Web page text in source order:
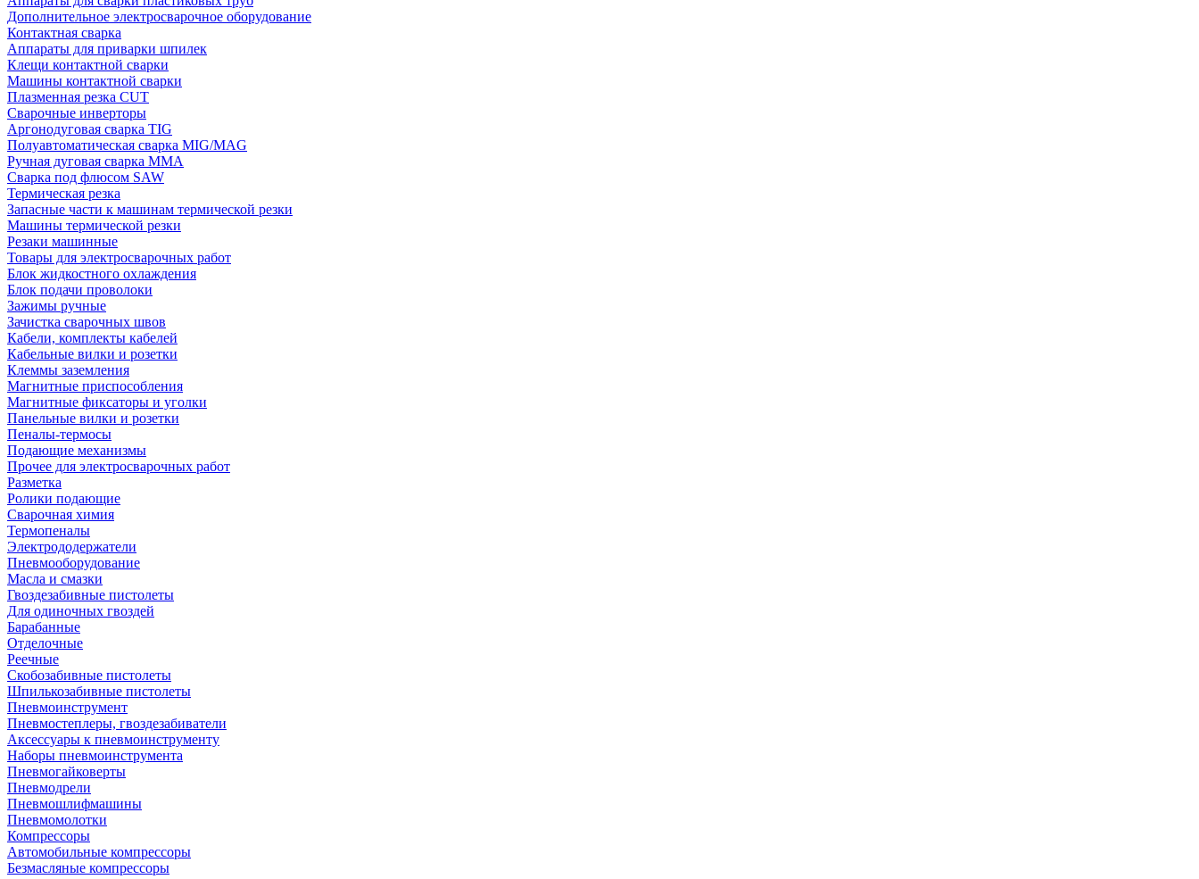
Дополнительное электросварочное оборудование
Контактная сварка
Аппараты для приварки шпилек
Клещи контактной сварки
Машины контактной сварки
Плазменная резка CUT
Сварочные инверторы
Аргонодуговая сварка TIG
Полуавтоматическая сварка MIG/MAG
Ручная дуговая сварка MMA
Сварка под флюсом SAW
Термическая резка
Запасные части к машинам термической резки
Машины термической резки
Резаки машинные
Товары для электросварочных работ
Блок жидкостного охлаждения
Блок подачи проволоки
Зажимы ручные
Зачистка сварочных швов
Кабели, комплекты кабелей
Кабельные вилки и розетки
Клеммы заземления
Магнитные приспособления
Магнитные фиксаторы и уголки
Панельные вилки и розетки
Пеналы-термосы
Подающие механизмы
Прочее для электросварочных работ
Разметка
Ролики подающие
Сварочная химия
Термопеналы
Электрододержатели
Пневмооборудование
Масла и смазки
Гвоздезабивные пистолеты
Для одиночных гвоздей
Барабанные
Отделочные
Реечные
Скобозабивные пистолеты
Шпилькозабивные пистолеты
Пневмоинструмент
Пневмостеплеры, гвоздезабиватели
Аксессуары к пневмоинструменту
Наборы пневмоинструмента
Пневмогайковерты
Пневмодрели
Пневмошлифмашины
Пневмомолотки
Компрессоры
Автомобильные компрессоры
Безмасляные компрессоры